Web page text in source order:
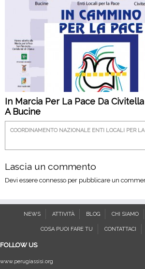
In Marcia Per La Pace Da
A Bucine
COORDINAMENTO NAZIONALE ENTI LOCALI PER
Lascia un commento
Devi essere connesso per pubblicare un
NEWS ATTIVITÀ BLOG CHI SIAMO
COSA PUOI FARE TU CONTATTACI
FOLLOW US
www.perugiassisi.org